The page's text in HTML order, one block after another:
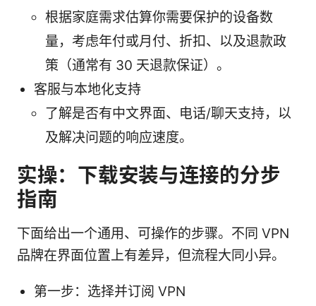
根据家庭需求估算你需要保护的设备数
量，考虑年付或月付、折扣、以及退款政
策（通常有 30 天退款保证）。
客服与本地化支持
了解是否有中文界面、电话/聊天支持，以
及解决问题的响应速度。
实操：下载安装与连接的分步
指南
下面给出一个通用、可操作的步骤。不同 VPN
品牌在界面位置上有差异，但流程大同小异。
第一步：选择并订阅 VPN